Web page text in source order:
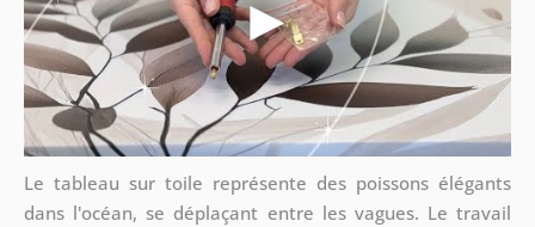
Le tableau sur toile représente des poissons élégants
dans l'océan, se déplaçant entre les vagues. Le travail